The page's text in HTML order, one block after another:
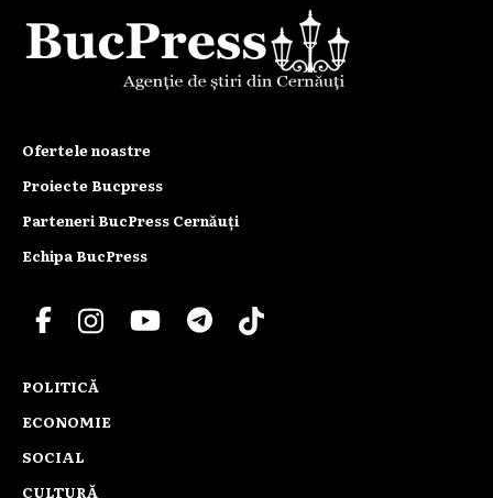
Ofertele noastre
Proiecte Bucpress
Parteneri BucPress Cernăuți
Echipa BucPress
POLITICĂ
ECONOMIE
SOCIAL
CULTURĂ